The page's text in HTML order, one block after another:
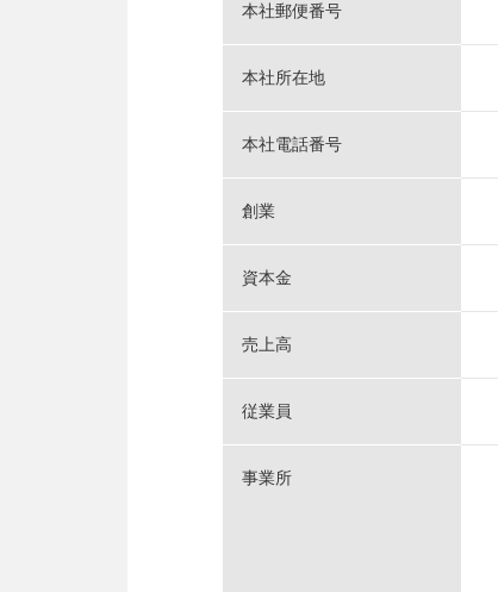
本社郵便番号
本社所在地
本社電話番号
創業
資本金
売上高
従業員
事業所